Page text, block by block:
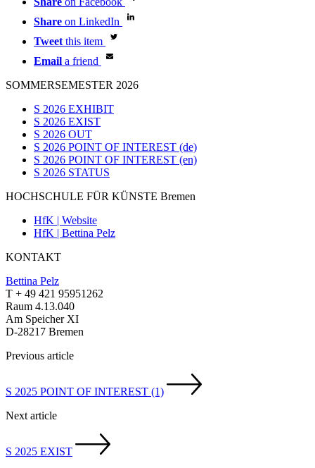
Share on LinkedIn
Tweet this item
Email a friend
SOMMERSEMESTER 2026
S 2026 EXHIBIT
S 2026 EXIST
S 2026 OUT
S 2026 POINT OF INTEREST (de)
S 2026 POINT OF INTEREST (en)
S 2026 STATUS
HOCHSCHULE FÜR KÜNSTE Bremen
HfK | Website
HfK | Bettina Pelz
KONTAKT
Bettina Pelz
T + 49 421 95951262
Raum 4.13.040
Am Speicher XI
D-28217 Bremen
Previous article
S 2025 POINT OF INTEREST (1)
Next article
S 2025 EXIST